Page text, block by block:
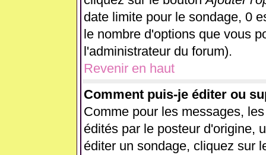
date limite pour le sondage, 0
le nombre d'options que vous
l'administrateur du forum).
Revenir en haut
Comment puis-je éditer ou
Comme pour les messages,
édités par le posteur d'origine,
éditer un sondage, cliquez sur